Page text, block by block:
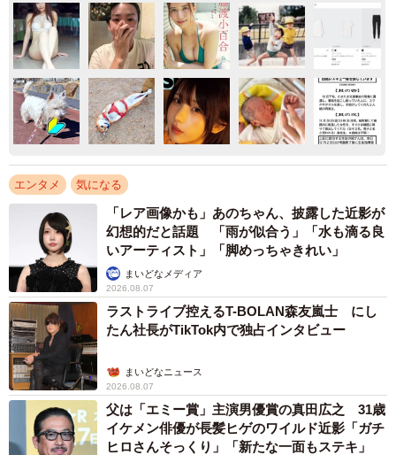
エンタメ 気になる
「レア画像かも」あのちゃん、披露した近影が
幻想的だと話題 「雨が似合う」「水も滴る良
いアーティスト」「脚めっちゃきれい」
まいどなメディア
2026.08.07
ラストライブ控えるT-BOLAN森友嵐士 にし
たん社長がTikTok内で独占インタビュー
まいどなニュース
2026.08.07
父は「エミー賞」主演男優賞の真田広之 31歳
イケメン俳優が長髪ヒゲのワイルド近影「ガチ
ヒロさんそっくり」「新たな一面もステキ」